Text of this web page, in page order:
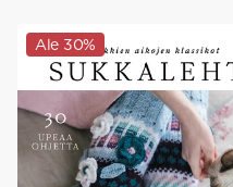
Ale 30%